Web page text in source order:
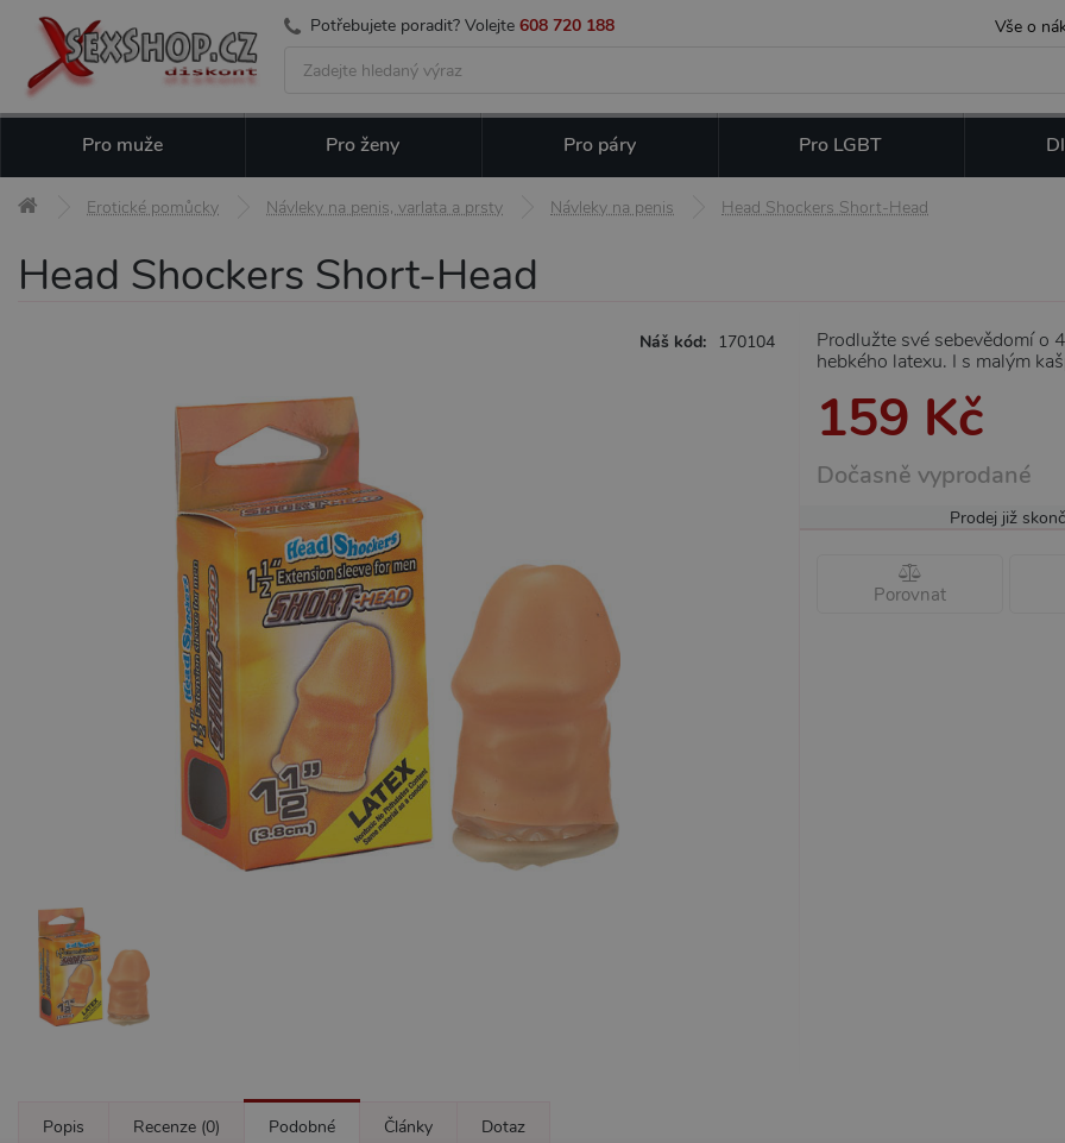
Potřebujete poradit? Volejte 608 720 188 Vše o
Pro muže Pro ženy Pro páry Pro LGBT
Erotické pomůcky Návleky na penis, varlata a prsty Návleky na penis Head Shockers Short-Head
Head Shockers Short-Head
Náš kód: 170104
Prodlužte své sebevědomí o
hebkého latexu. I s malým
159 Kč
Dočasně vyprodané
Prodej již
Porovnat
Popis Recenze (0) Podobné Články Dotaz